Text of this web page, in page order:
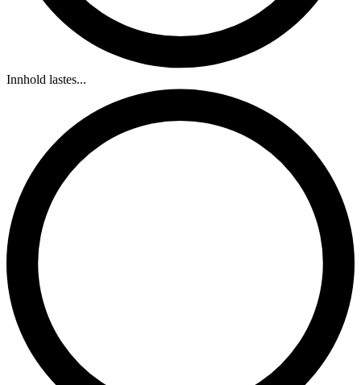
Innhold lastes...